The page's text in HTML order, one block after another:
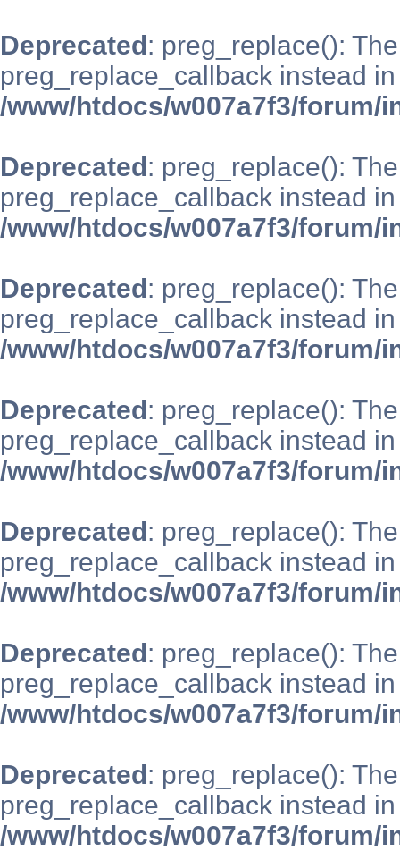
Deprecated: preg_replace():
preg_replace_callback instead in
/www/htdocs/w007a7f3/forum/
Deprecated: preg_replace():
preg_replace_callback instead in
/www/htdocs/w007a7f3/forum/
Deprecated: preg_replace():
preg_replace_callback instead in
/www/htdocs/w007a7f3/forum/
Deprecated: preg_replace():
preg_replace_callback instead in
/www/htdocs/w007a7f3/forum/
Deprecated: preg_replace():
preg_replace_callback instead in
/www/htdocs/w007a7f3/forum/
Deprecated: preg_replace():
preg_replace_callback instead in
/www/htdocs/w007a7f3/forum/
Deprecated: preg_replace():
preg_replace_callback instead in
/www/htdocs/w007a7f3/forum/